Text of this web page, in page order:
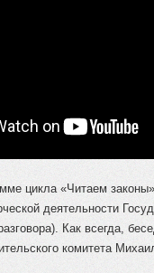
цикла «Читаем
деятельности
Как всегда,
комитета